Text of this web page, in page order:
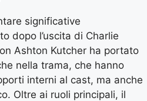
significative
dopo l’uscita di Charlie
Ashton Kutcher ha portato
nella trama, che hanno
interni al cast, ma anche
Oltre ai ruoli principali, il